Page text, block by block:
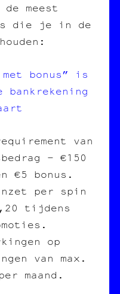
meest
die je in de
bonus” is
van
– €150
€5 bonus.
inzet per spin
tijdens
op
van max.
maand.